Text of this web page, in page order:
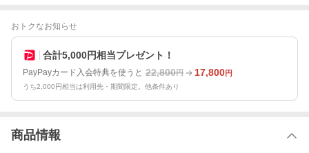
おトクなお知らせ
合計5,000円相当プレゼント！
PayPayカード入会特典を使うと 22,800円 17,800円
うち2,000円相当は利用先・期間限定。他条件あり
商品情報